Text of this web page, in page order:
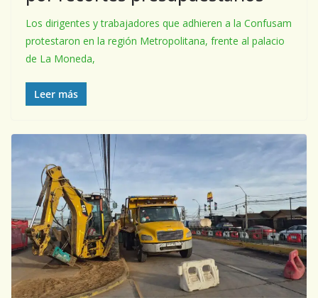
Los dirigentes y trabajadores que adhieren a la Confusam
protestaron en la región Metropolitana, frente al palacio
de La Moneda,
Leer más